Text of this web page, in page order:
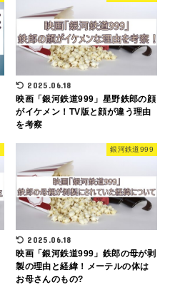
2025.06.18
映画「銀河鉄道999」星野鉄郎の顔
がイケメン！TV版と顔が違う理由
を考察
銀河鉄道999
2025.06.18
映画「銀河鉄道999」鉄郎の母が剥
製の理由と経緯！メーテルの体は
お母さんのもの?